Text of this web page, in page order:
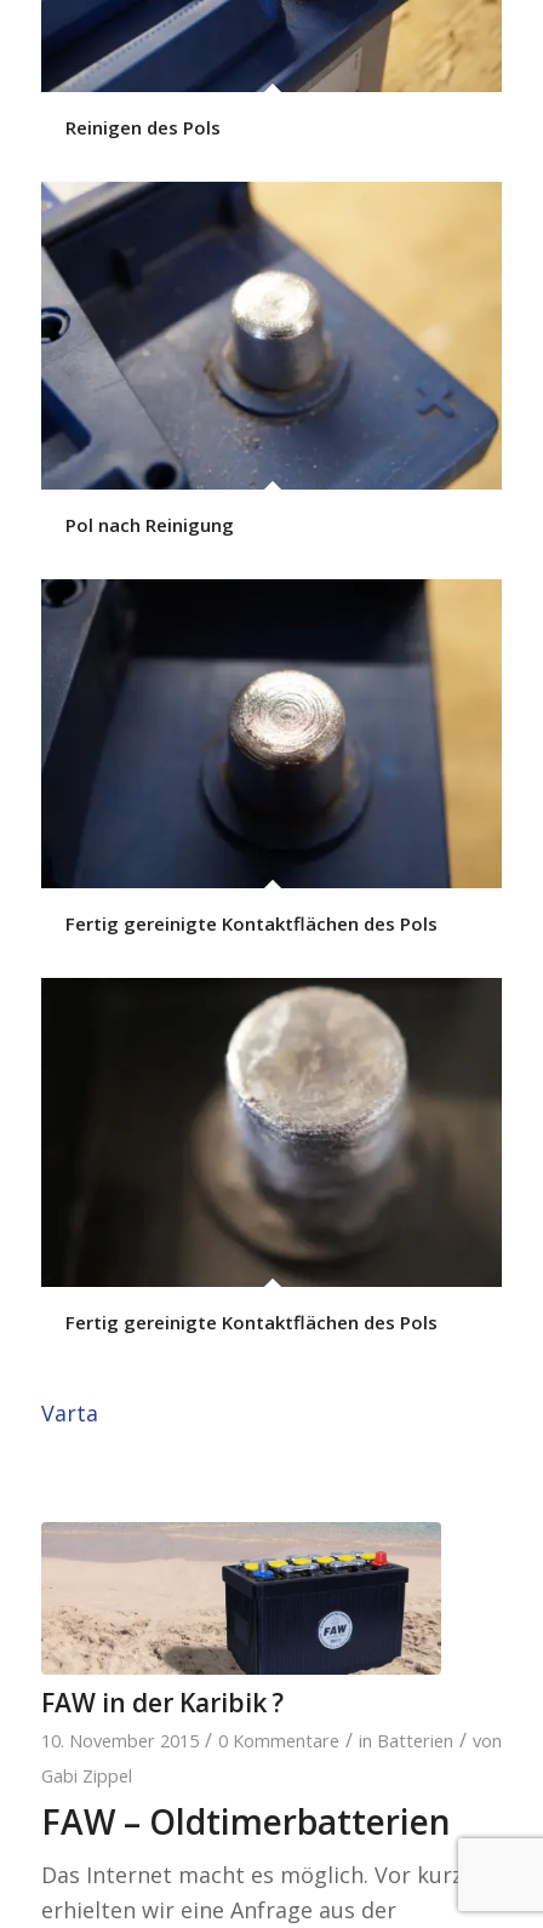
Reinigen des Pols
Pol nach Reinigung
Fertig gereinigte Kontaktflächen des Pols
Fertig gereinigte Kontaktflächen des Pols
Varta
FAW in der Karibik ?
10. November 2015 / 0 Kommentare / in Batterien / von
Gabi Zippel
FAW – Oldtimerbatterien
Das Internet macht es möglich. Vor kurzem
erhielten wir eine Anfrage aus der